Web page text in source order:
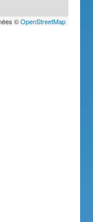
©OpenStreetMap